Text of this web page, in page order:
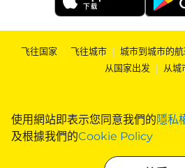
使用網站即表示您同意我們的隱私
及根據我們的Cookie Policy
飞往国家 | 飞往城市 | 城市到城市的
从国家出发 | 从城